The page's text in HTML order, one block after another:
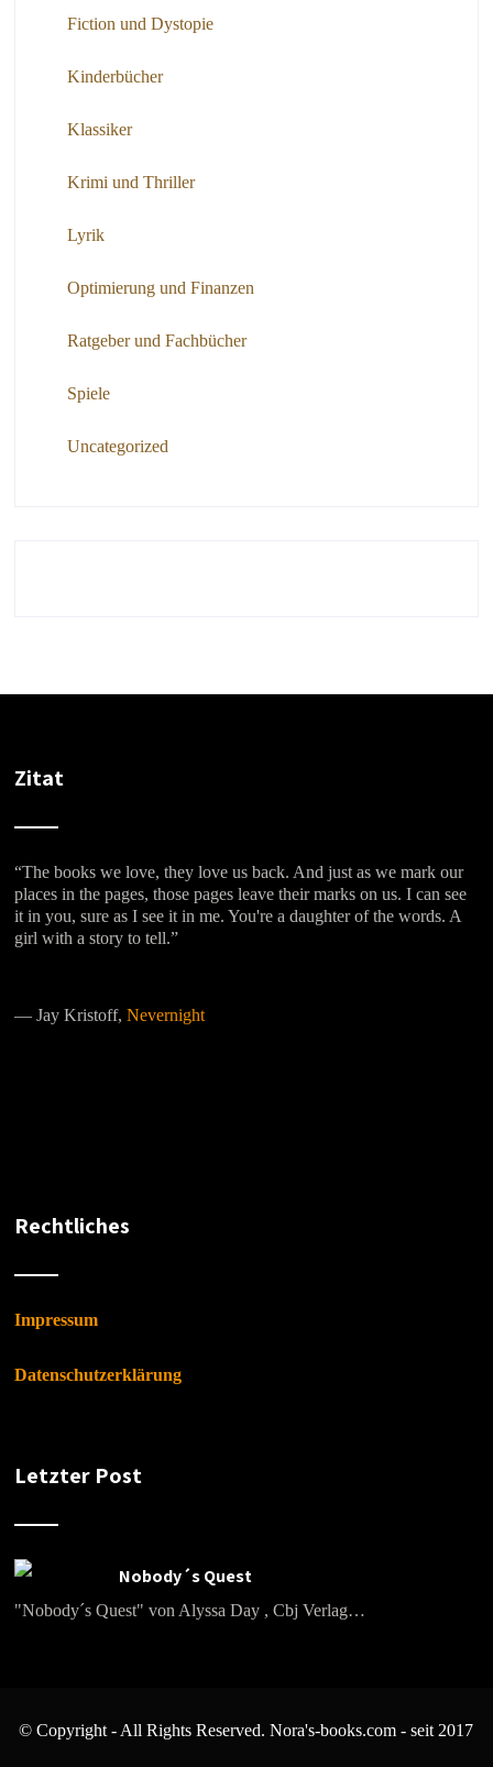
Fiction und Dystopie
Kinderbücher
Klassiker
Krimi und Thriller
Lyrik
Optimierung und Finanzen
Ratgeber und Fachbücher
Spiele
Uncategorized
Zitat
“The books we love, they love us back. And just as we mark our
places in the pages, those pages leave their marks on us. I can see
it in you, sure as I see it in me. You're a daughter of the words. A
girl with a story to tell.”
―Jay Kristoff,Nevernight
Rechtliches
Impressum
Datenschutzerklärung
Letzter Post
Nobody´s Quest
"Nobody´s Quest" von Alyssa Day , Cbj Verlag…
© Copyright - All Rights Reserved. Nora's-books.com - seit 2017